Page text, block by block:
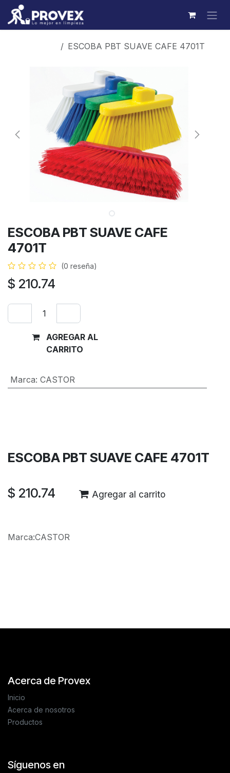
Ir al contenido
ESCOBA PBT SUAVE CAFE 4701T
ESCOBA PBT SUAVE CAFE
4701T
(0 reseña)
$ 210.74
AGREGAR AL
CARRITO
Marca: CASTOR
ESCOBA PBT SUAVE CAFE 4701T
$ 210.74 Agregar al carrito
Marca:CASTOR
Acerca de Provex
Inicio
Acerca de nosotros
Productos
Síguenos en